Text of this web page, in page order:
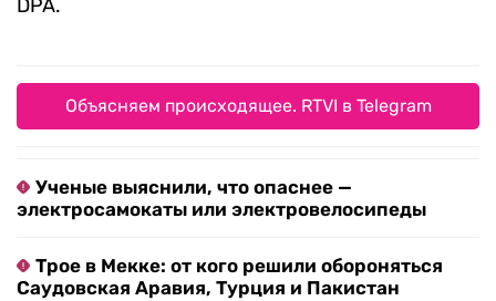
DPA.
Объясняем происходящее. RTVI в Telegram
Ученые выяснили, что опаснее —
электросамокаты или электровелосипеды
Трое в Мекке: от кого решили обороняться
Саудовская Аравия, Турция и Пакистан